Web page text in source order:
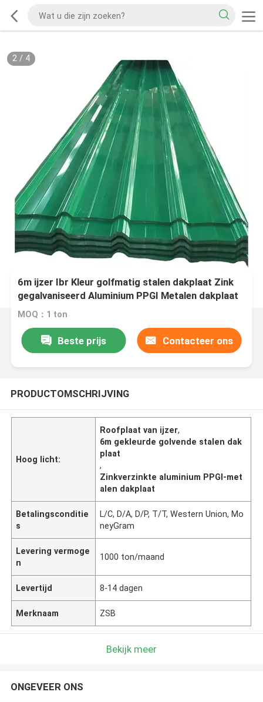
2/ 4
6m ijzer Ibr Kleur golfmatig stalen dakplaat Zink
gegalvaniseerd Aluminium PPGI Metalen dakplaat
MOQ：1 ton
Beste prijs Contacteer ons
PRODUCTOMSCHRIJVING
Hoog licht:
Roofplaat van ijzer,
6m gekleurde golvende stalen dak
plaat
,
Zinkverzinkte aluminium PPGI-met
alen dakplaat
Betalingsconditie
s
L/C, D/A, D/P, T/T, Western Union, Mo
neyGram
Levering vermoge
n
1000 ton/maand
Levertijd 8-14 dagen
Merknaam ZSB
Bekijk meer
ONGEVEER ONS